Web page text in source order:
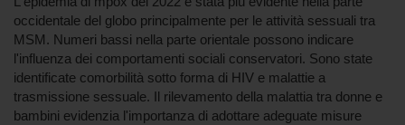
occidentale del globo principalmente per le attività sessuali tra
MSM. Numeri bassi nella parte orientale possono indicare
l'influenza dei comportamenti sociali conservatori. Sono state
identificate comorbilità sotto forma di HIV e malattie a
trasmissione sessuale. Il rilevamento della malattia tra donne e
bambini evidenzia l'importanza di adottare adeguate misure